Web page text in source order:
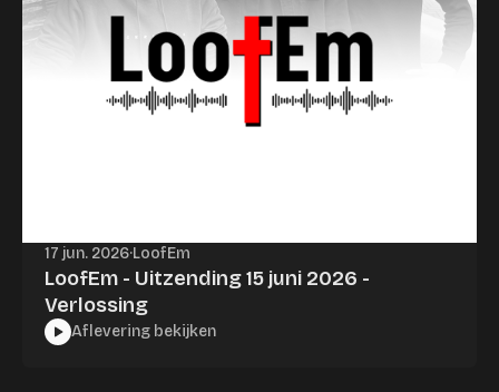
17 jun. 2026·LoofEm
LoofEm - Uitzending 15 juni 2026 -
Verlossing
Aflevering bekijken